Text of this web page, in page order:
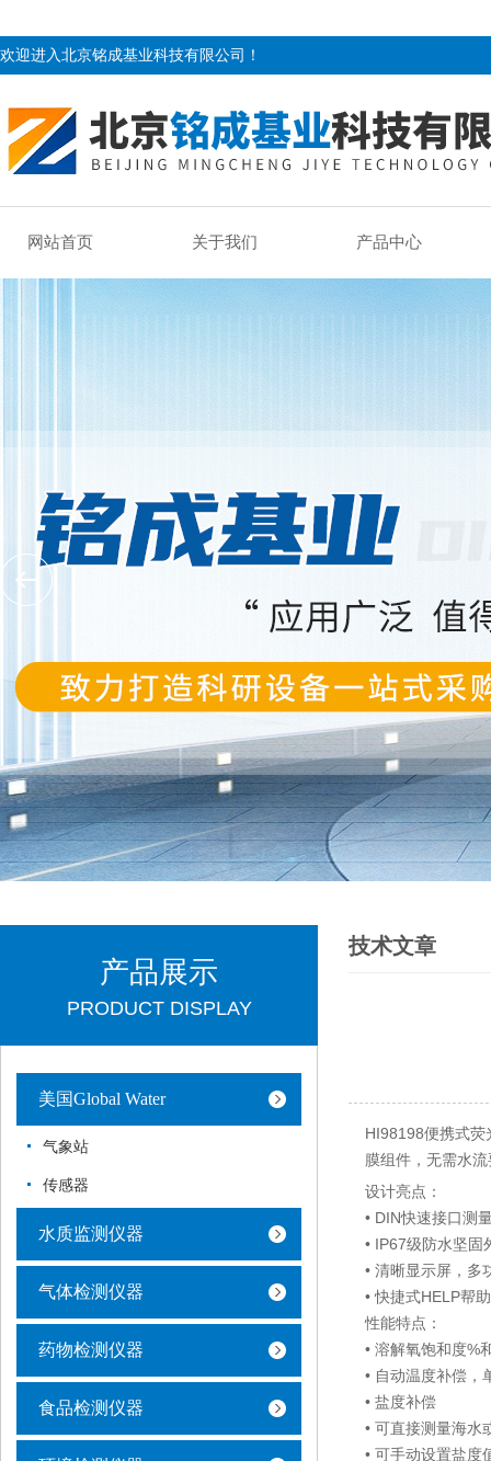
欢迎进入北京铭成基业科技有限公司！
网站首页 关于我们 产品中心
产品展示
PRODUCT DISPLAY
美国Global Water
气象站
传感器
水质监测仪器
气体检测仪器
药物检测仪器
食品检测仪器
技术文章
HI98198便携式荧
膜组件，无需水
设计亮点：
• DIN快速接口测
• IP67级防水坚固
• 清晰显示屏，多
• 快捷式HELP帮
性能特点：
• 溶解氧饱和度%
• 自动温度补偿，
• 盐度补偿
• 可直接测量海水
• 可手动设置盐度